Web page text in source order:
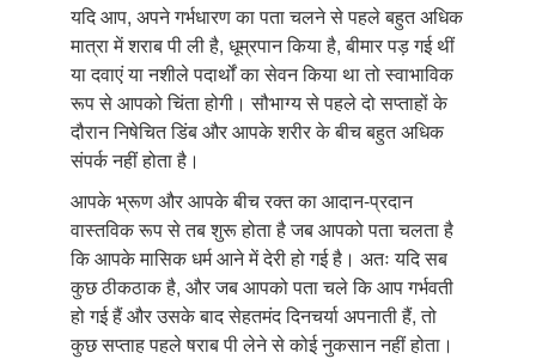
यदि आप, अपने गर्भधारण का पता चलने से पहले बहुत अधिक
मात्रा में शराब पी ली है, धूम्रपान किया है, बीमार पड़ गई थीं
या दवाएं या नशीले पदार्थों का सेवन किया था तो स्वाभाविक
रूप से आपको चिंता होगी। सौभाग्य से पहले दो सप्ताहों के
दौरान निषेचित डिंब और आपके शरीर के बीच बहुत अधिक
संपर्क नहीं होता है।
आपके भ्रूण और आपके बीच रक्त का आदान-प्रदान
वास्तविक रूप से तब शुरू होता है जब आपको पता चलता है
कि आपके मासिक धर्म आने में देरी हो गई है। अतः यदि सब
कुछ ठीकठाक है, और जब आपको पता चले कि आप गर्भवती
हो गई हैं और उसके बाद सेहतमंद दिनचर्या अपनाती हैं, तो
कुछ सप्ताह पहले षराब पी लेने से कोई नुकसान नहीं होता।